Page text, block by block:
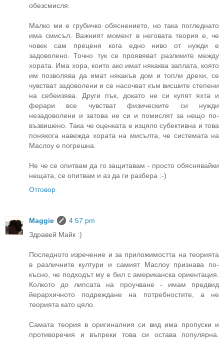
обезсмисля.
Малко ми е грубичко обяснението, но така погледнато
има смисъл. Важният момент в неговата теория е, че
човек сам преценя кога едно ниво от нужди е
задоволено. Точно тук се проявяват разликите между
хората. Има хора, които ако имат някаква заплата, която
им позволява да имат някакъв дом и топли дрехи, се
чувстват задоволени и се насочват към висшите степени
на себеизява. Други пък, докато не си купят яхта и
ферари все чувстват физическите си нужди
незадоволени и затова не си и помислят за нещо по-
възвишено. Така че оценката е изцяло субективна и това
понякога навежда хората на мисълта, че системата на
Маслоу е погрешна.
Не че се опитвам да го защитавам - просто обяснявайки
нещата, се опитвам и аз да ги разбера :-)
Отговор
Maggie
4:57 pm
Здравей Майк :)
Последното изречение и за приложимостта на теорията
в различните култури и самият Маслоу признава по-
късно, че подходът му е бил с американска ориентация.
Колкото до липсата на проучване - имам предвид
йерархичното подреждане на потребностите, а не
теорията като цяло.
Самата теория в оригиналния си вид има пропуски и
противоречия и въпреки това си остава популярна.